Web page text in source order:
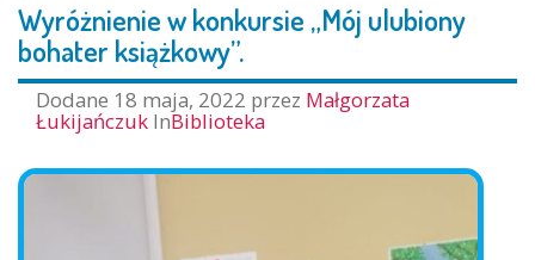
Wyróżnienie w konkursie „Mój ulubiony
bohater książkowy”.
Dodane 18 maja, 2022 przez Małgorzata
Łukijańczuk InBiblioteka